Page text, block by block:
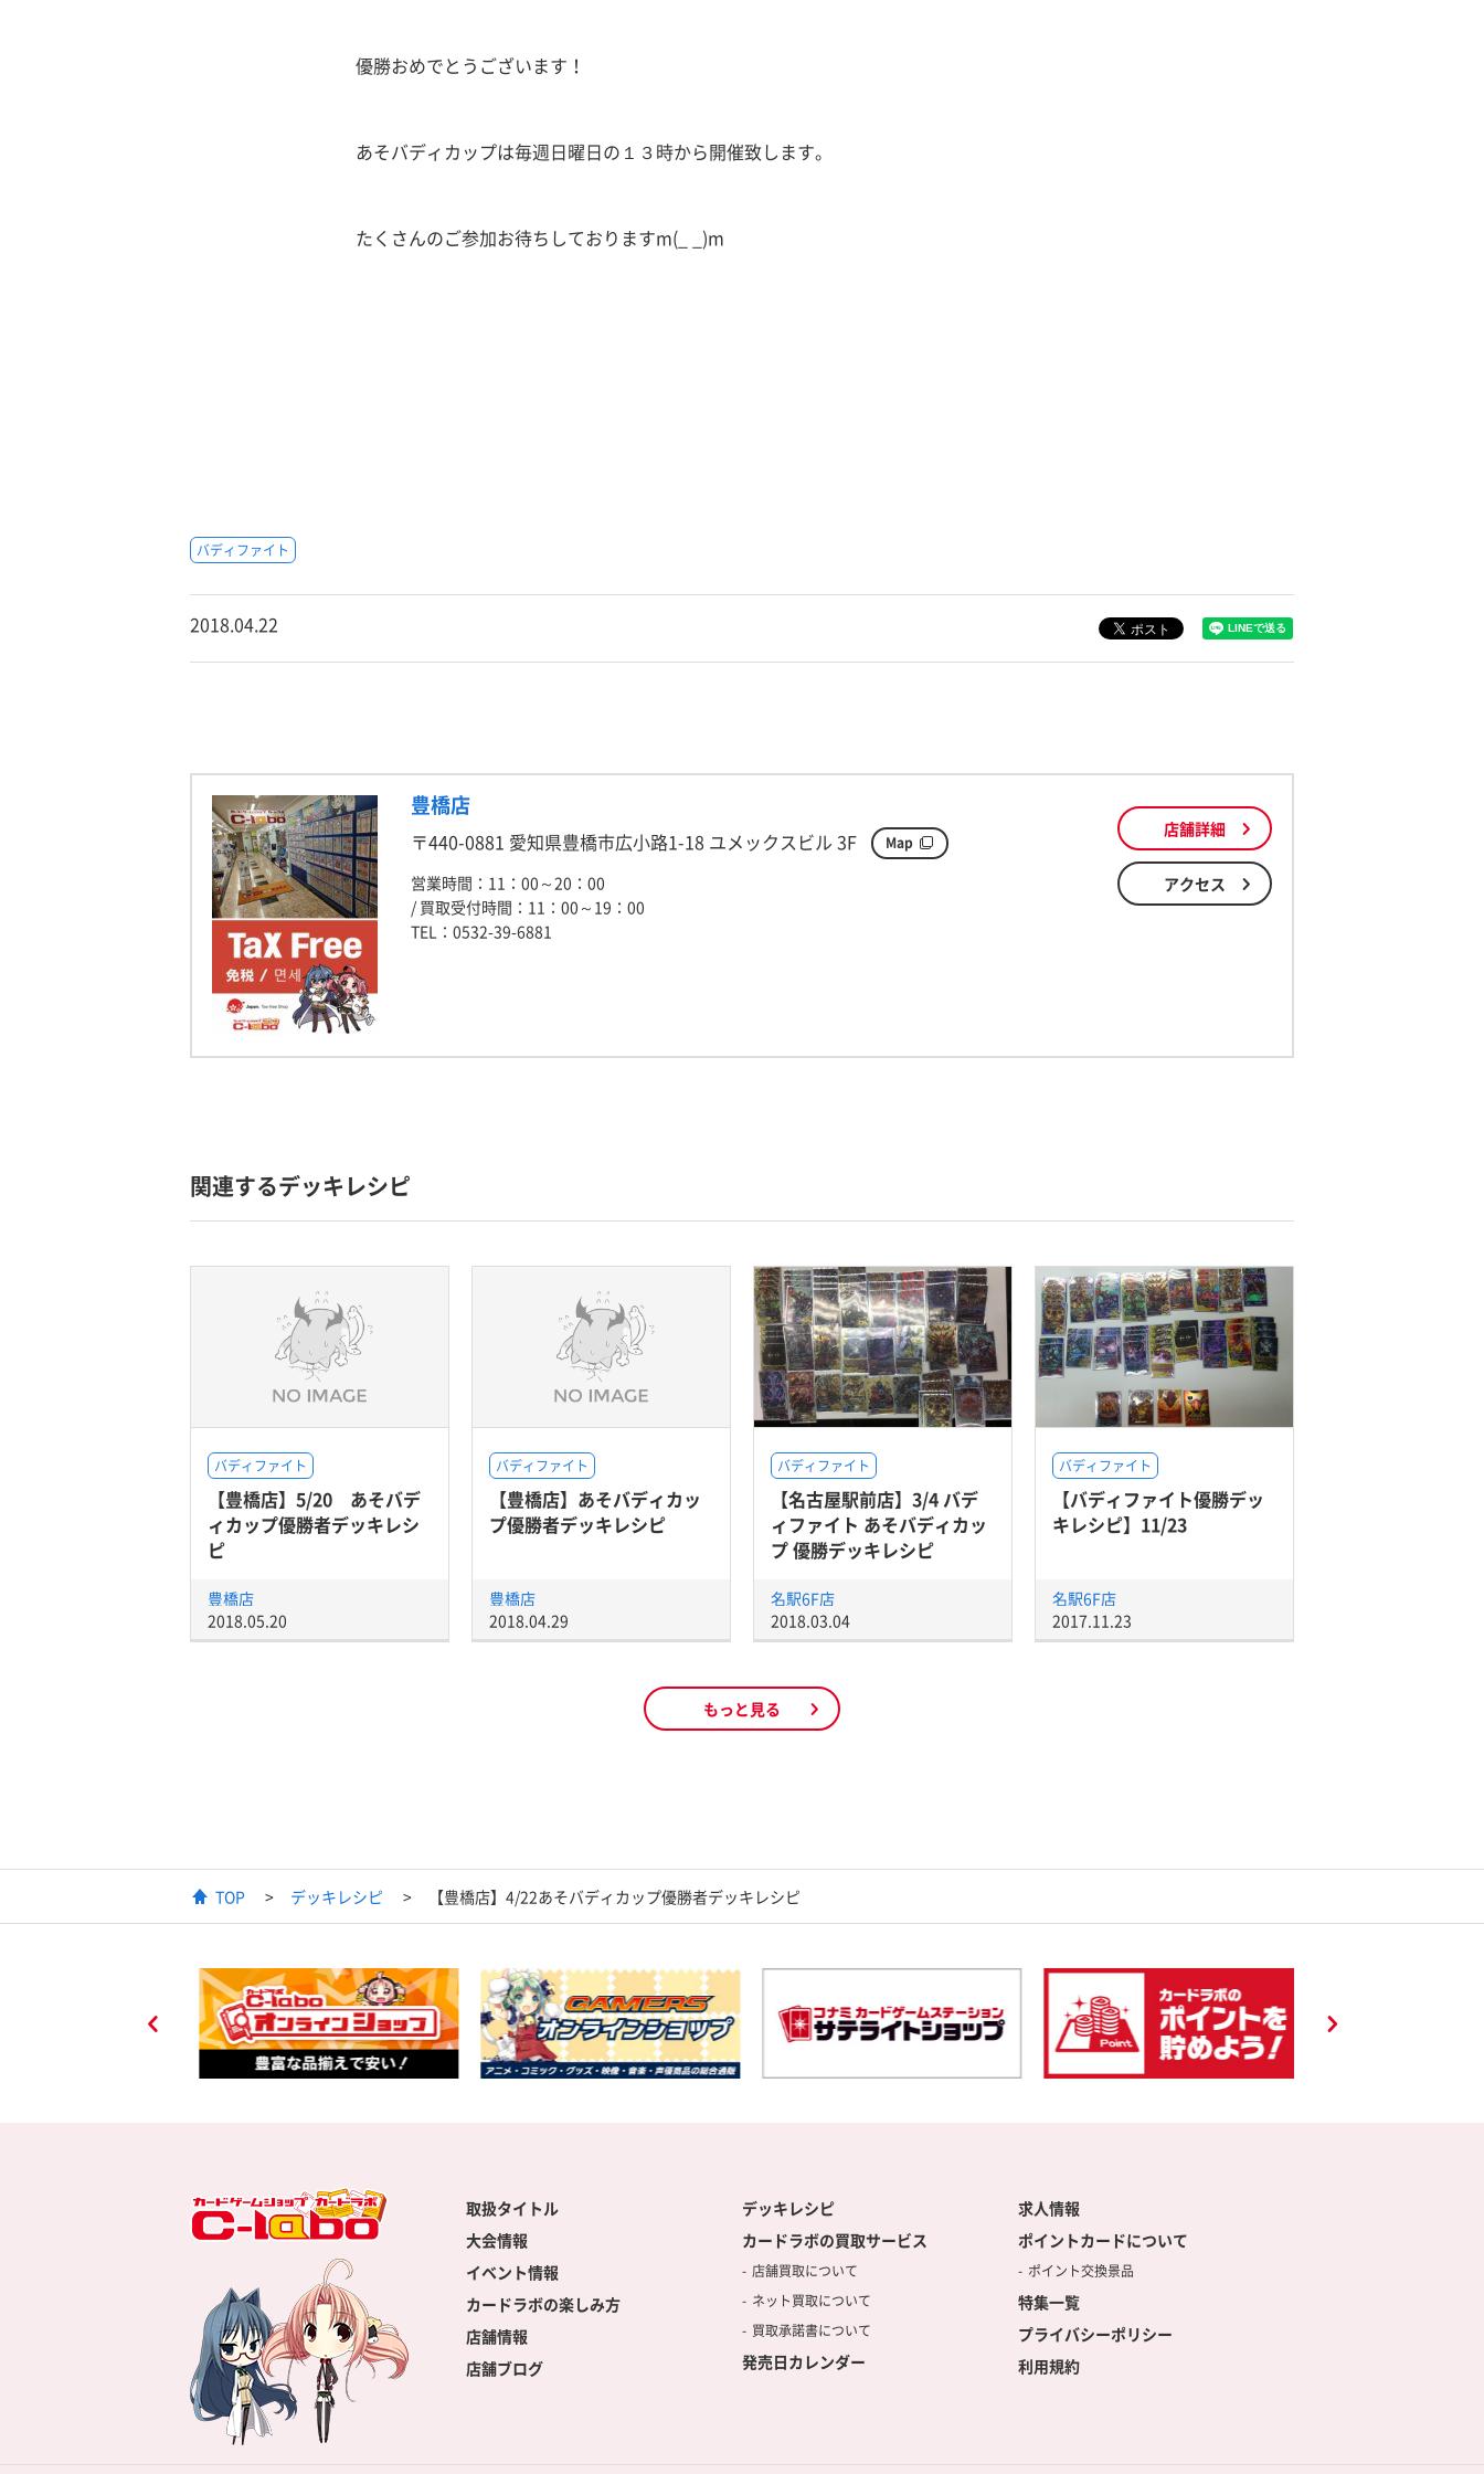
優勝おめでとうございます！
あそバディカップは毎週日曜日の１３時から開催致します。
たくさんのご参加お待ちしておりますm(_ _)m
バディファイト
2018.04.22
豊橋店
〒440-0881 愛知県豊橋市広小路1-18 ユメックスビル 3F Map
営業時間：11：00～20：00
/ 買取受付時間：11：00～19：00
TEL：0532-39-6881
店舗詳細
アクセス
関連するデッキレシピ
バディファイト
【豊橋店】5/20 あそバデ
ィカップ優勝者デッキレシ
ピ
豊橋店
2018.05.20
バディファイト
【豊橋店】あそバディカッ
プ優勝者デッキレシピ
豊橋店
2018.04.29
バディファイト
【名古屋駅前店】3/4 バデ
ィファイト あそバディカッ
プ 優勝デッキレシピ
名駅6F店
2018.03.04
バディファイト
【バディファイト優勝デッ
キレシピ】11/23
名駅6F店
2017.11.23
もっと見る
TOP デッキレシピ 【豊橋店】4/22あそバディカップ優勝者デッキレシピ
取扱タイトル
大会情報
イベント情報
カードラボの楽しみ方
店舗情報
店舗ブログ
デッキレシピ
カードラボの買取サービス
店舗買取について
ネット買取について
買取承諾書について
発売日カレンダー
求人情報
ポイントカードについて
ポイント交換景品
特集一覧
プライバシーポリシー
利用規約